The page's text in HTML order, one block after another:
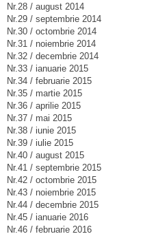
Nr.28 / august 2014
Nr.29 / septembrie 2014
Nr.30 / octombrie 2014
Nr.31 / noiembrie 2014
Nr.32 / decembrie 2014
Nr.33 / ianuarie 2015
Nr.34 / februarie 2015
Nr.35 / martie 2015
Nr.36 / aprilie 2015
Nr.37 / mai 2015
Nr.38 / iunie 2015
Nr.39 / iulie 2015
Nr.40 / august 2015
Nr.41 / septembrie 2015
Nr.42 / octombrie 2015
Nr.43 / noiembrie 2015
Nr.44 / decembrie 2015
Nr.45 / ianuarie 2016
Nr.46 / februarie 2016